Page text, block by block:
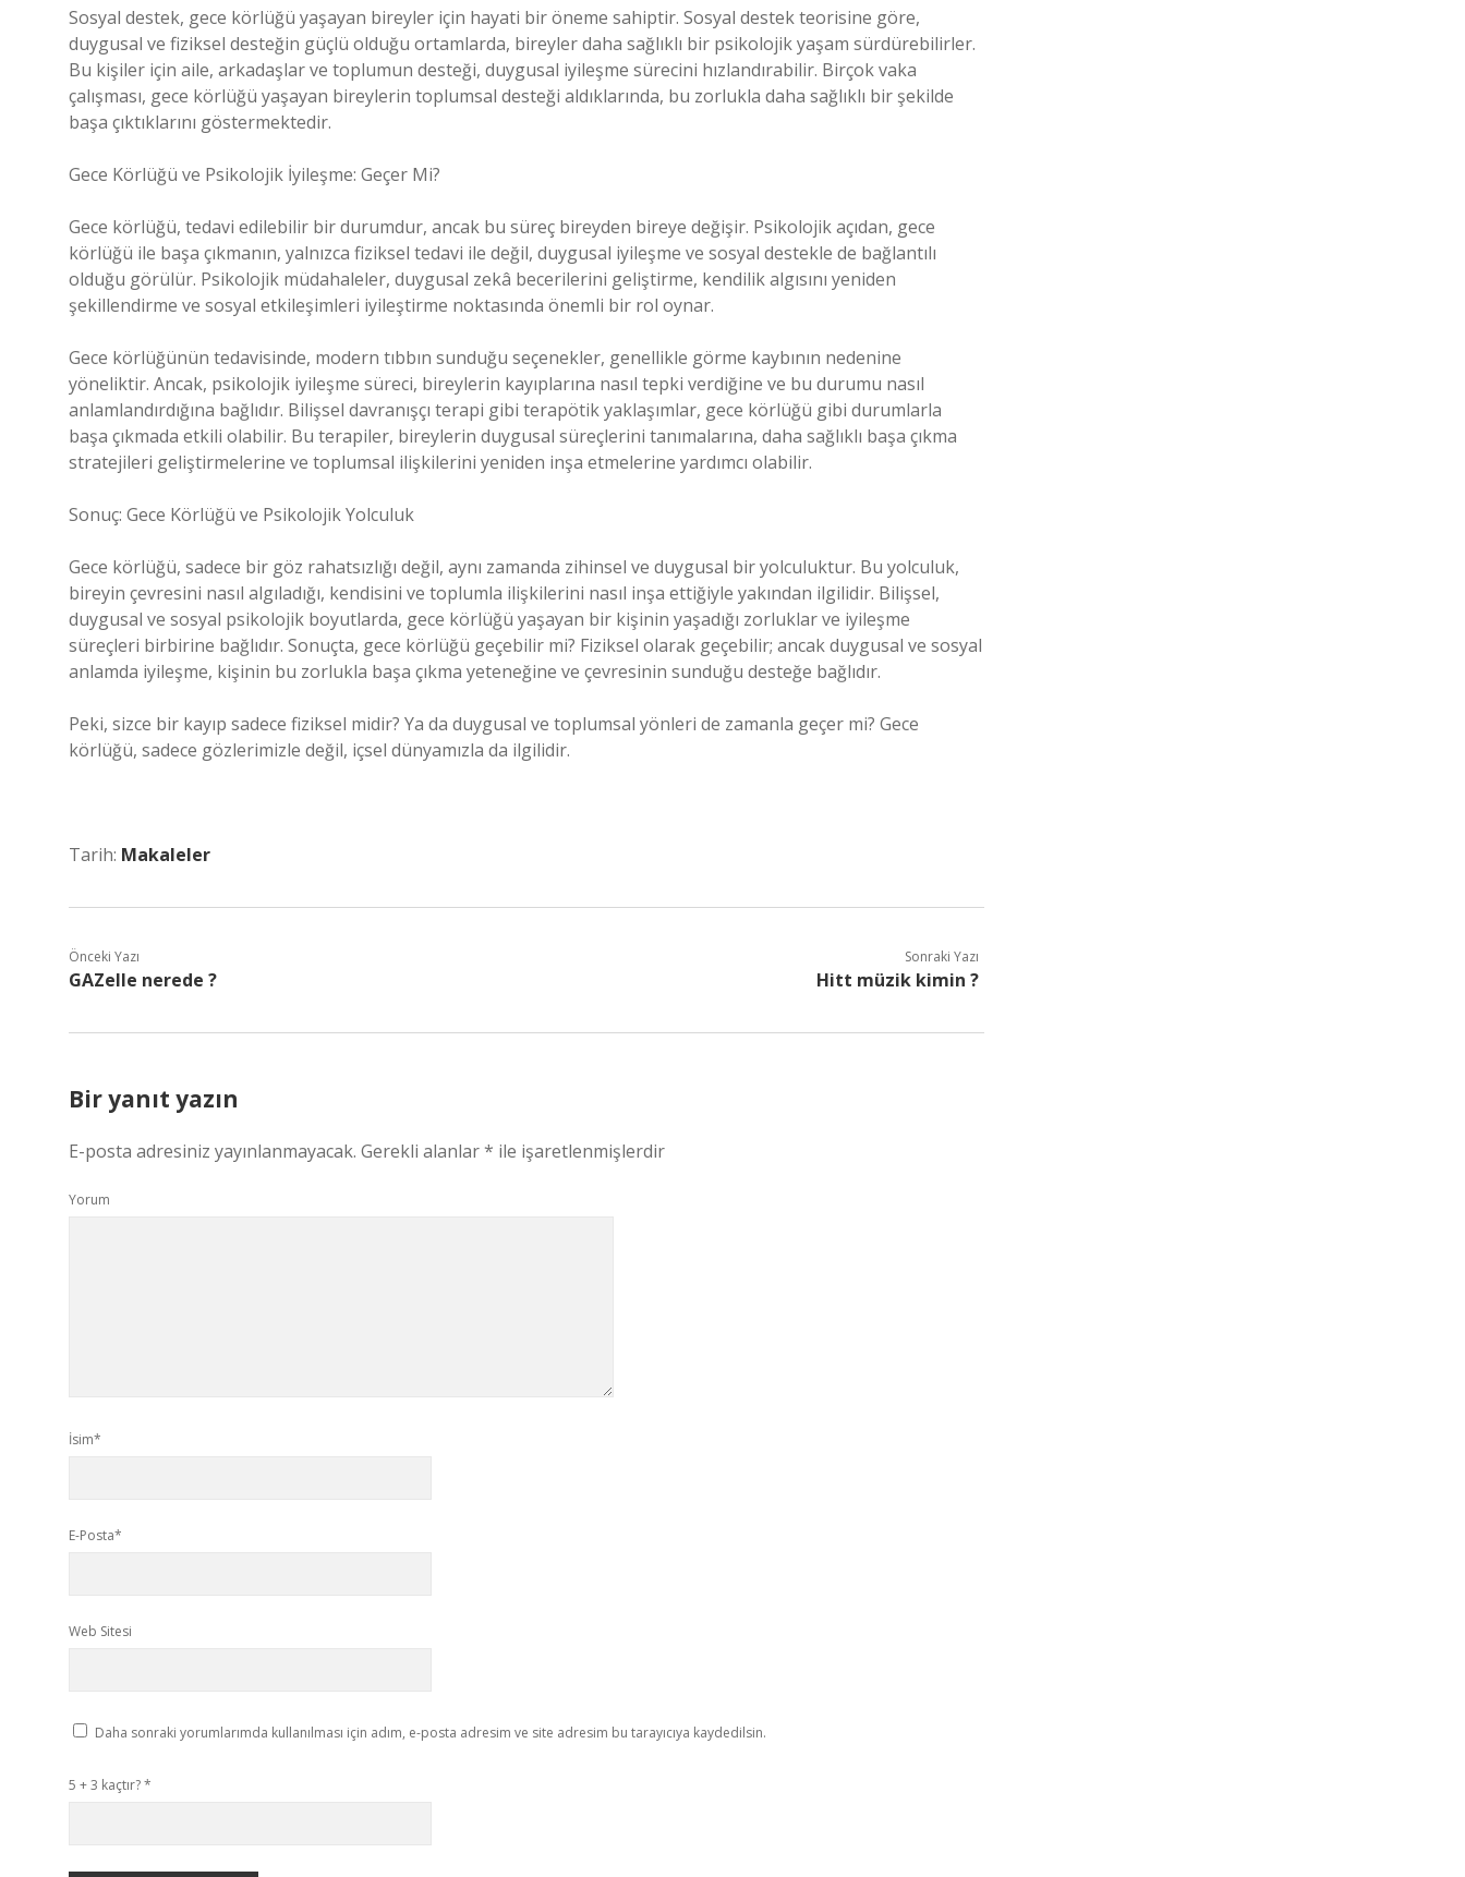
Sosyal destek, gece körlüğü yaşayan bireyler için hayati bir öneme sahiptir. Sosyal destek teorisine göre,
duygusal ve fiziksel desteğin güçlü olduğu ortamlarda, bireyler daha sağlıklı bir psikolojik yaşam sürdürebilirler.
Bu kişiler için aile, arkadaşlar ve toplumun desteği, duygusal iyileşme sürecini hızlandırabilir. Birçok vaka
çalışması, gece körlüğü yaşayan bireylerin toplumsal desteği aldıklarında, bu zorlukla daha sağlıklı bir şekilde
başa çıktıklarını göstermektedir.
Gece Körlüğü ve Psikolojik İyileşme: Geçer Mi?
Gece körlüğü, tedavi edilebilir bir durumdur, ancak bu süreç bireyden bireye değişir. Psikolojik açıdan, gece
körlüğü ile başa çıkmanın, yalnızca fiziksel tedavi ile değil, duygusal iyileşme ve sosyal destekle de bağlantılı
olduğu görülür. Psikolojik müdahaleler, duygusal zekâ becerilerini geliştirme, kendilik algısını yeniden
şekillendirme ve sosyal etkileşimleri iyileştirme noktasında önemli bir rol oynar.
Gece körlüğünün tedavisinde, modern tıbbın sunduğu seçenekler, genellikle görme kaybının nedenine
yöneliktir. Ancak, psikolojik iyileşme süreci, bireylerin kayıplarına nasıl tepki verdiğine ve bu durumu nasıl
anlamlandırdığına bağlıdır. Bilişsel davranışçı terapi gibi terapötik yaklaşımlar, gece körlüğü gibi durumlarla
başa çıkmada etkili olabilir. Bu terapiler, bireylerin duygusal süreçlerini tanımalarına, daha sağlıklı başa çıkma
stratejileri geliştirmelerine ve toplumsal ilişkilerini yeniden inşa etmelerine yardımcı olabilir.
Sonuç: Gece Körlüğü ve Psikolojik Yolculuk
Gece körlüğü, sadece bir göz rahatsızlığı değil, aynı zamanda zihinsel ve duygusal bir yolculuktur. Bu yolculuk,
bireyin çevresini nasıl algıladığı, kendisini ve toplumla ilişkilerini nasıl inşa ettiğiyle yakından ilgilidir. Bilişsel,
duygusal ve sosyal psikolojik boyutlarda, gece körlüğü yaşayan bir kişinin yaşadığı zorluklar ve iyileşme
süreçleri birbirine bağlıdır. Sonuçta, gece körlüğü geçebilir mi? Fiziksel olarak geçebilir; ancak duygusal ve sosyal
anlamda iyileşme, kişinin bu zorlukla başa çıkma yeteneğine ve çevresinin sunduğu desteğe bağlıdır.
Peki, sizce bir kayıp sadece fiziksel midir? Ya da duygusal ve toplumsal yönleri de zamanla geçer mi? Gece
körlüğü, sadece gözlerimizle değil, içsel dünyamızla da ilgilidir.
Tarih: Makaleler
Önceki Yazı
GAZelle nerede ?
Sonraki Yazı
Hitt müzik kimin ?
Bir yanıt yazın
E-posta adresiniz yayınlanmayacak. Gerekli alanlar* ile işaretlenmişlerdir
Yorum
İsim*
E-Posta*
Web Sitesi
Daha sonraki yorumlarımda kullanılması için adım, e-posta adresim ve site adresim bu tarayıcıya kaydedilsin.
5 + 3 kaçtır?*